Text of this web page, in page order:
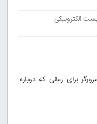
برای زمانی که دوباره